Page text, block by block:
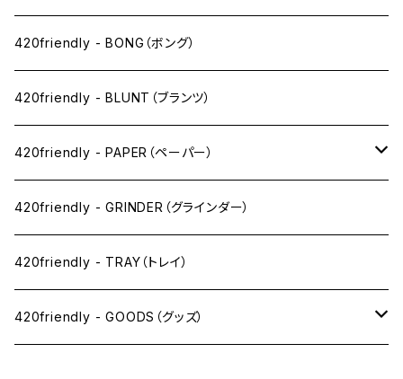
ニコパフ系
ドライ系
ワックス系
420friendly - BONG（ボング）
420friendly - BLUNT（ブランツ）
420friendly - PAPER（ペーパー）
SW(シングルワイド）サイズ
1 1/4サイズ
キングサイズスリム
420friendly - GRINDER（グラインダー）
420friendly - TRAY（トレイ）
420friendly - GOODS（グッズ）